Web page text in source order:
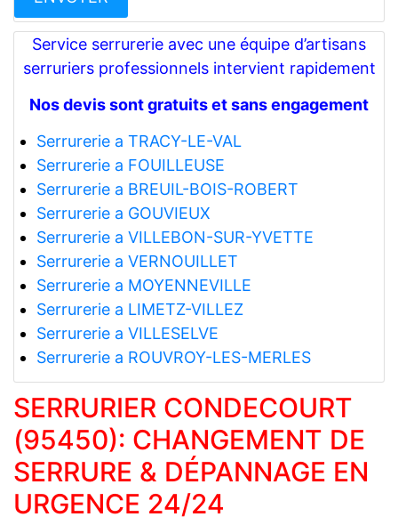
Service serrurerie avec une équipe d’artisans
serruriers professionnels intervient rapidement
Nos devis sont gratuits et sans engagement
Serrurerie a TRACY-LE-VAL
Serrurerie a FOUILLEUSE
Serrurerie a BREUIL-BOIS-ROBERT
Serrurerie a GOUVIEUX
Serrurerie a VILLEBON-SUR-YVETTE
Serrurerie a VERNOUILLET
Serrurerie a MOYENNEVILLE
Serrurerie a LIMETZ-VILLEZ
Serrurerie a VILLESELVE
Serrurerie a ROUVROY-LES-MERLES
SERRURIER CONDECOURT
(95450): CHANGEMENT DE
SERRURE & DÉPANNAGE EN
URGENCE 24/24